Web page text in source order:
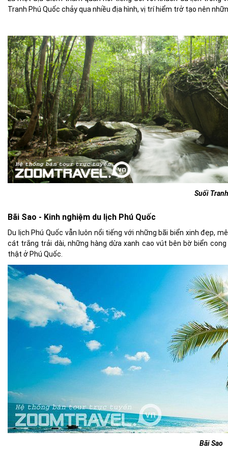
Tranh Phú Quốc chảy qua nhiều địa hình, vị trí hiểm trở tạo nên
Suối Tranh
Bãi Sao - Kinh nghiệm du lịch Phú Quốc
Du lịch Phú Quốc vẫn luôn nổi tiếng với những bãi biển xinh đẹp,
cát trắng trải dài, những hàng dừa xanh cao vút bên bờ biển
thật ở Phú Quốc.
Bãi Sao